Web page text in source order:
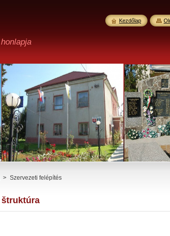
> Szervezeti felépítés
štruktúra
Kezdőlap